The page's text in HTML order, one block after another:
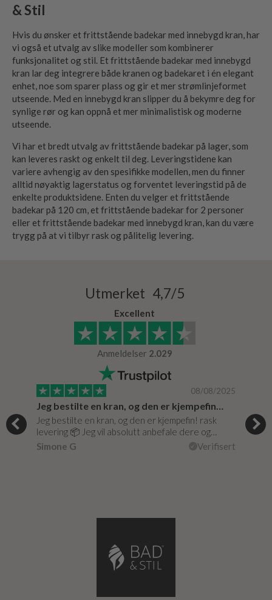
& Stil
Hvis du ønsker et frittstående badekar med innebygd kran, har
vi også et utvalg av slike modeller som kombinerer
funksjonalitet og stil. Et frittstående badekar med innebygd
kran lar deg integrere både kranen og badekaret i én elegant
enhet, noe som sparer plass og gir et mer strømlinjeformet
utseende. Med en innebygd kran slipper du å bekymre deg for
synlige rør og kan oppnå et mer minimalistisk og moderne
utseende.
Vi har et bredt utvalg av frittstående badekar på lager, som
kan leveres raskt og enkelt til deg. Leveringstidene kan
variere avhengig av den spesifikke modellen, men du finner
alltid nøyaktig lagerstatus og forventet leveringstid på de
enkelte produktsidene. Enten du velger et frittstående
badekar på 120 cm, et frittstående badekar for 2 personer
eller et frittstående badekar med innebygd kran, kan du være
trygg på at vi tilbyr rask og pålitelig levering.
Utmerket 4,7/5
Excellent
Anmeldelser 2.029
08/08/2025
Jeg bestilte en kran, og den er kjempefin…
Jeg bestilte en kran, og den er kjempefin! rask
levering 📦 Jeg vil absolutt anbefale dere og…
Simone G
Verifisert